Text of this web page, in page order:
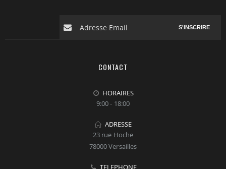
S'INSCRIRE
CONTACT
HORAIRES
9:00 - 18:00
ADRESSE
23 rue Hoche
78000 Versailles
TELEPHONE